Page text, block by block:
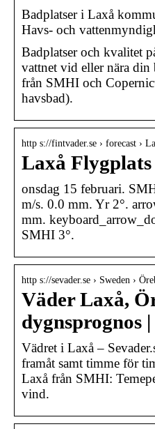
Badplatser i Laxå
Havs- och
Badplatser och kvalitet
vattnet vid eller nära din
från SMHI och
havsbad).
http s://fintvader.se › forecast ›
Laxå
onsdag 15 februari.
m/s. 0.0 mm. Yr 2°.
mm.
SMHI 3°.
http s://sevader.se › Sweden ›
Väder Laxå,
dygnsprognos |
Vädret i Laxå –
framåt samt timme för
Laxå från SMHI:
vind.